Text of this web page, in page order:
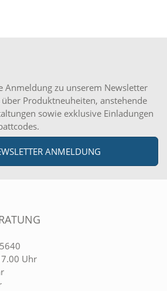
Anmeldung zu unserem Newsletter
Produktneuheiten, anstehende
sowie exklusive Einladungen
ANMELDUNG
Uhr